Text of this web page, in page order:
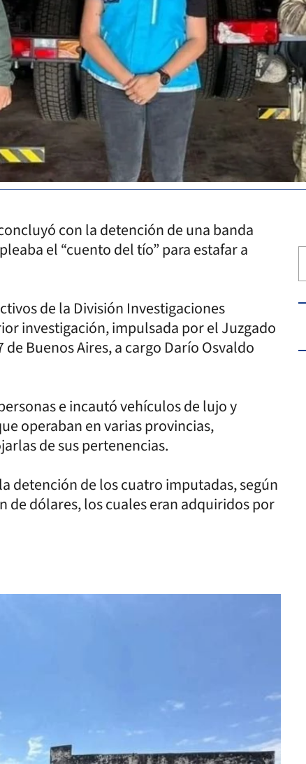
con la detención de una banda
el “cuento del tío” para estafar a
de la División Investigaciones
investigación, impulsada por el Juzgado
Buenos Aires, a cargo Darío Osvaldo
e incautó vehículos de lujo y
operaban en varias provincias,
de sus pertenencias.
detención de los cuatro imputadas, según
dólares, los cuales eran adquiridos por